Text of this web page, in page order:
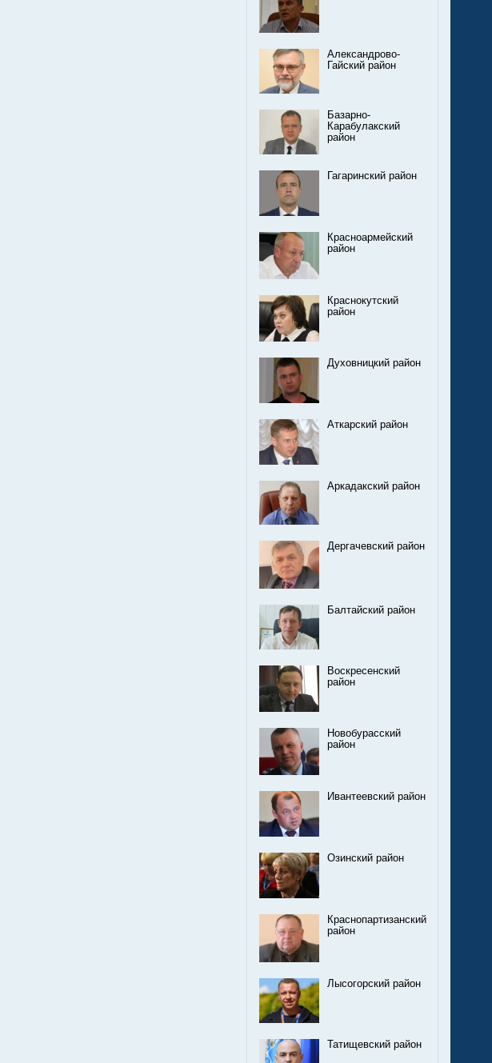
Александрово-
Гайский район
Базарно-
Карабулакский
район
Гагаринский район
Красноармейский
район
Краснокутский
район
Духовницкий район
Аткарский район
Аркадакский район
Дергачевский район
Балтайский район
Воскресенский
район
Новобурасский
район
Ивантеевский район
Озинский район
Краснопартизанский
район
Лысогорский район
Татищевский район